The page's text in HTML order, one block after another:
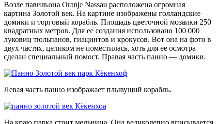
Возле павильона Oranje Nassau расположена огромная
картина Золотой век. На картине изображены голландские
домики и торговый корабль. Площадь цветочной мозаики 250
квадратных метров. Для ее создания использовано 100 000
луковиц тюльпанов, гиацинтов и крокусов. Вот она на фото в
двух частях, целиком не поместилась, хоть для ее осмотра
сделан специальный помост. Правая часть панно — домики.
Левая часть панно изображает плывущий корабль.